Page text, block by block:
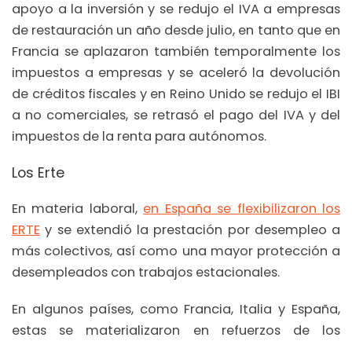
apoyo a la inversión y se redujo el IVA a empresas
de restauración un año desde julio, en tanto que en
Francia se aplazaron también temporalmente los
impuestos a empresas y se aceleró la devolución
de créditos fiscales y en Reino Unido se redujo el IBI
a no comerciales, se retrasó el pago del IVA y del
impuestos de la renta para autónomos.
Los Erte
En materia laboral, en España se flexibilizaron los
ERTE y se extendió la prestación por desempleo a
más colectivos, así como una mayor protección a
desempleados con trabajos estacionales.
En algunos países, como Francia, Italia y España,
estas se materializaron en refuerzos de los